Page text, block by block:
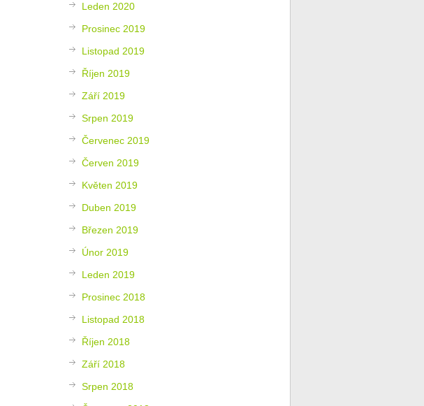
Leden 2020
Prosinec 2019
Listopad 2019
Říjen 2019
Září 2019
Srpen 2019
Červenec 2019
Červen 2019
Květen 2019
Duben 2019
Březen 2019
Únor 2019
Leden 2019
Prosinec 2018
Listopad 2018
Říjen 2018
Září 2018
Srpen 2018